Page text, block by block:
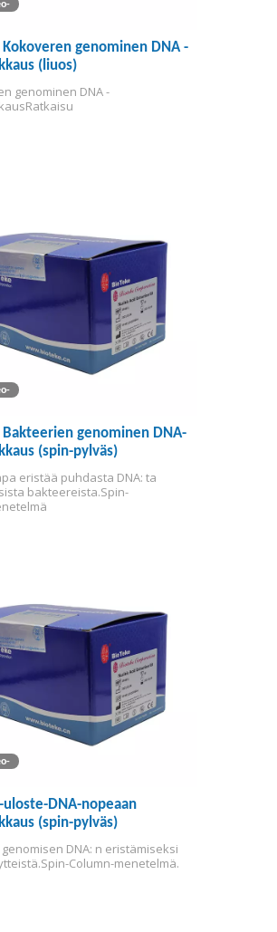
Kokoveren genominen DNA -
(liuos)
genominen DNA -
Ratkaisu
Bakteerien genominen DNA-
(spin-pylväs)
eristää puhdasta DNA: ta
bakteereista.Spin-
uloste-DNA-nopeaan
(spin-pylväs)
DNA: n eristämiseksi
Spin-Column-menetelmä.